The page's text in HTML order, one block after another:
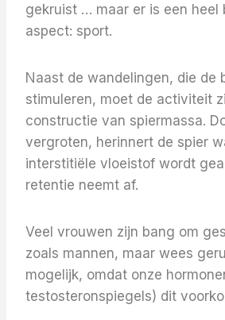
gekruist … maar er is een heel
aspect: sport.
Naast de wandelingen, die de
stimuleren, moet de activiteit
constructie van spiermassa.
vergroten, herinnert de spier
interstitiële vloeistof wordt
retentie neemt af.
Veel vrouwen zijn bang om
zoals mannen, maar wees
mogelijk, omdat onze
testosteronspiegels) dit